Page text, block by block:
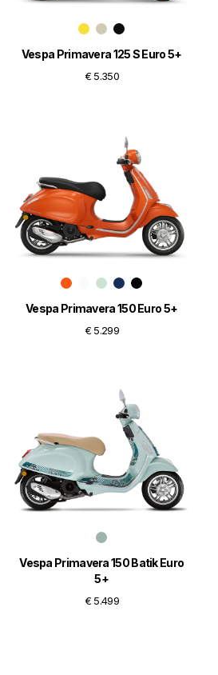
Vespa Primavera 125 S Euro 5+
€ 5.350
Vespa Primavera 150 Euro 5+
€ 5.299
Vespa Primavera 150 Batik Euro
5+
€ 5.499